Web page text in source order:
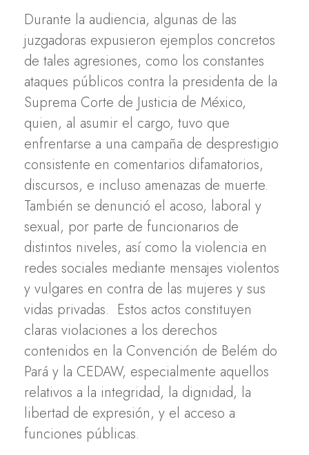
Durante la audiencia, algunas de las
juzgadoras expusieron ejemplos concretos
de tales agresiones, como los constantes
ataques públicos contra la presidenta de la
Suprema Corte de Justicia de México,
quien, al asumir el cargo, tuvo que
enfrentarse a una campaña de desprestigio
consistente en comentarios difamatorios,
discursos, e incluso amenazas de muerte.
También se denunció el acoso, laboral y
sexual, por parte de funcionarios de
distintos niveles, así como la violencia en
redes sociales mediante mensajes violentos
y vulgares en contra de las mujeres y sus
vidas privadas. Estos actos constituyen
claras violaciones a los derechos
contenidos en la Convención de Belém do
Pará y la CEDAW, especialmente aquellos
relativos a la integridad, la dignidad, la
libertad de expresión, y el acceso a
funciones públicas.